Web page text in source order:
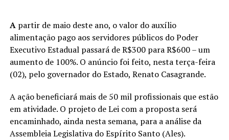
Apartir de maio deste ano, o valor do auxílio
alimentação pago aos servidores públicos do Poder
Executivo Estadual passará de R$300 para R$600 – um
aumento de 100%. O anúncio foi feito, nesta terça-feira
(02), pelo governador do Estado, Renato Casagrande.
A ação beneficiará mais de 50 mil profissionais que estão
em atividade. O projeto de Lei com a proposta será
encaminhado, ainda nesta semana, para a análise da
Assembleia Legislativa do Espírito Santo (Ales).